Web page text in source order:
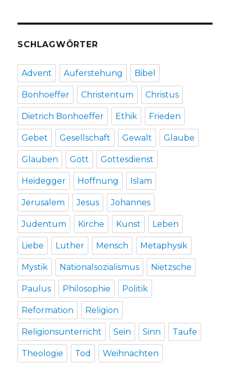
SCHLAGWÖRTER
Advent Auferstehung Bibel
Bonhoeffer Christentum Christus
Dietrich Bonhoeffer Ethik Frieden
Gebet Gesellschaft Gewalt Glaube
Glauben Gott Gottesdienst
Heidegger Hoffnung Islam
Jerusalem Jesus Johannes
Judentum Kirche Kunst Leben
Liebe Luther Mensch Metaphysik
Mystik Nationalsozialismus Nietzsche
Paulus Philosophie Politik
Reformation Religion
Religionsunterricht Sein Sinn Taufe
Theologie Tod Weihnachten